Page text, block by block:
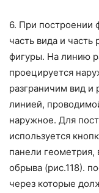
6. При построении
часть вида и
фигуры. На линию
проецируется
разграничим вид и
линией,
наружное. Для
используется
панели
обрыва (рис.118).
через которые